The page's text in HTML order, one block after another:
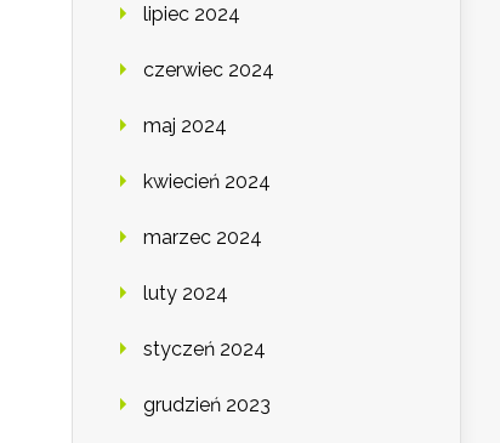
lipiec 2024
czerwiec 2024
maj 2024
kwiecień 2024
marzec 2024
luty 2024
styczeń 2024
grudzień 2023